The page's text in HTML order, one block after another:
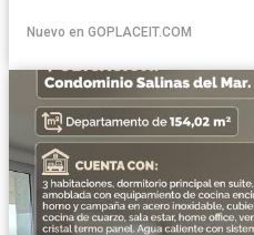
Nuevo en GOPLACEIT.COM